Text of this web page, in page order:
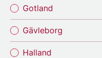
Gotland
Gävleborg
Halland